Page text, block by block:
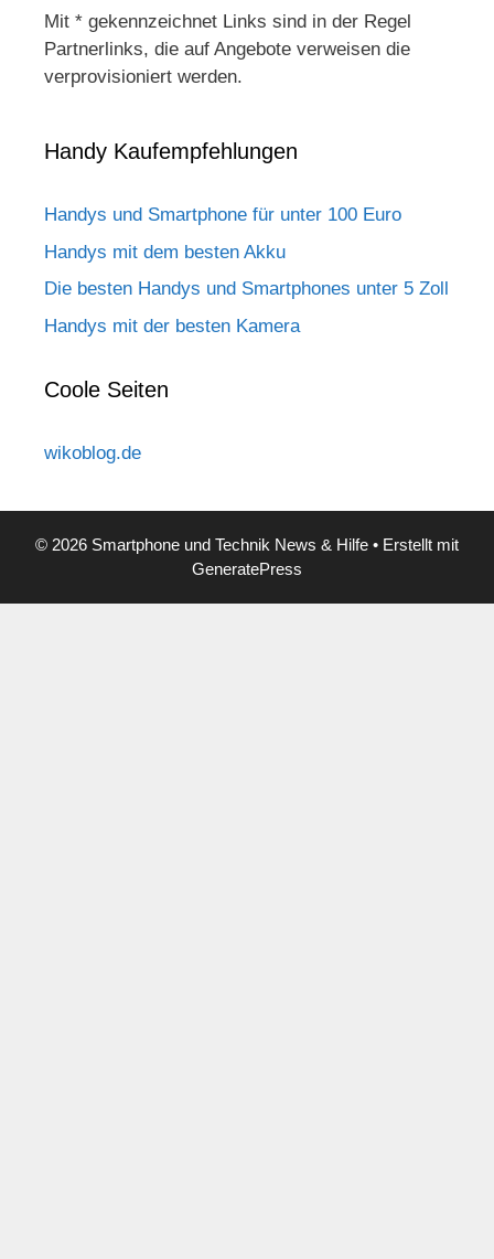
Mit * gekennzeichnet Links sind in der Regel
Partnerlinks, die auf Angebote verweisen die
verprovisioniert werden.
Handy Kaufempfehlungen
Handys und Smartphone für unter 100 Euro
Handys mit dem besten Akku
Die besten Handys und Smartphones unter 5 Zoll
Handys mit der besten Kamera
Coole Seiten
wikoblog.de
© 2026 Smartphone und Technik News & Hilfe • Erstellt mit
GeneratePress